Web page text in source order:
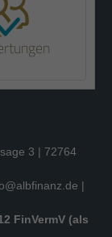
3 | 72764
|
FinVermV (als